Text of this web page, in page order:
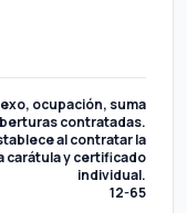
ocupación, suma
contratadas.
al contratar la
carátula y certificado
individual.
12-65